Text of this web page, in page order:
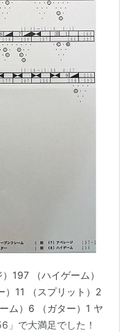
197 （ハイゲーム）
）11 （スプリット）2
ム）6 （ガター）1 ヤ
」で大満足でした！